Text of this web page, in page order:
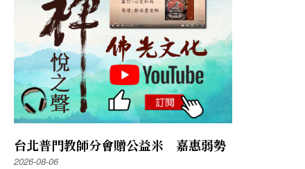
台北普門教師分會贈公益米 嘉惠弱勢
2026-08-06